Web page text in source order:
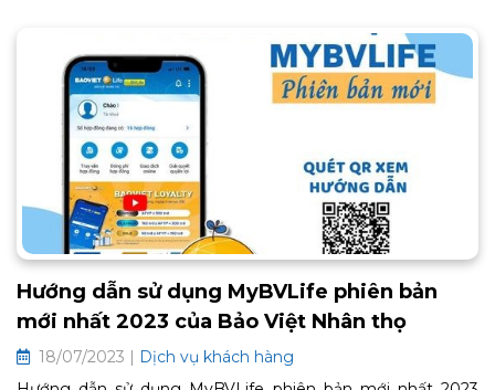
khách hàng là trung tâm, tôn trọng và cam kết tuân thủ
quy định pháp luật liên quan đến vấn đề bảo vệ dữ liệu cá
Hướng dẫn sử dụng MyBVLife phiên bản
mới nhất 2023 của Bảo Việt Nhân thọ
18/07/2023 | Dịch vụ khách hàng